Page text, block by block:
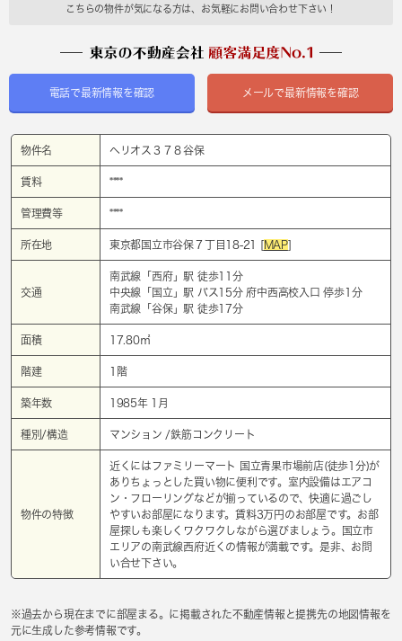
こちらの物件が気になる方は、お気軽にお問い合わせ下さい！
電話で最新情報を確認 メールで最新情報を確認
物件名 ヘリオス３７８谷保
賃料 ****
管理費等 ****
所在地 東京都国立市谷保７丁目18-21 [MAP]
交通
南武線「 西府」駅 徒歩11分
中央線「 国立 」駅 バス15分 府中西高校入口 停歩1分
南武線「 谷保」駅 徒歩17分
面積 17.80㎡
階建 1階
築年数 1985年 1月
種別/構造 マンション /鉄筋コンクリート
物件の特徴
近くにはファミリーマート 国立青果市場前店(徒歩1分)が
ありちょっとした買い物に便利です。室内設備はエアコ
ン・フローリングなどが揃っているので、快適に過ごし
やすいお部屋になります。賃料3万円のお部屋です。お部
屋探しも楽しくワクワクしながら選びましょう。国立市
エリアの南武線西府近くの情報が満載です。是非、お問
い合せ下さい。
※過去から現在までに部屋まる。に掲載された不動産情報と提携先の地図情報を
元に生成した参考情報です。